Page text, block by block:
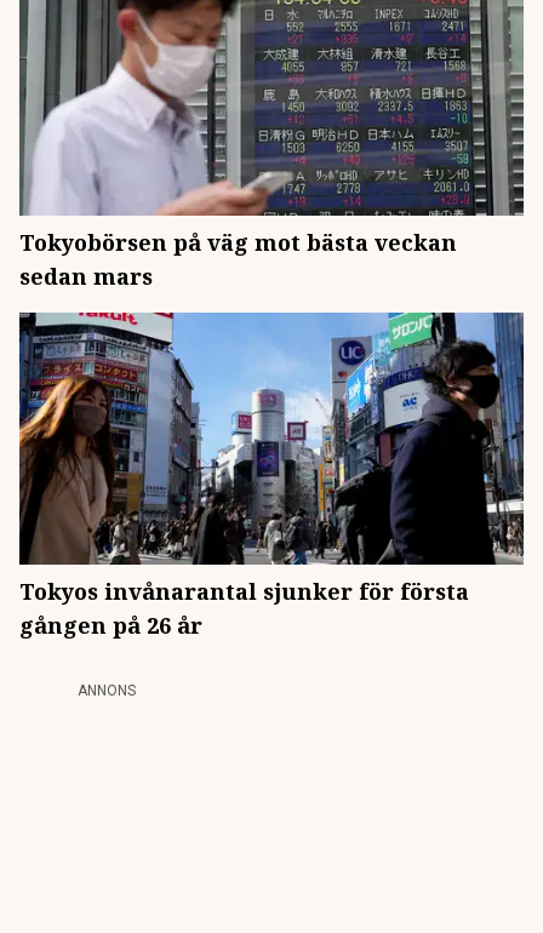
Tokyobörsen på väg mot bästa veckan
sedan mars
Tokyos invånarantal sjunker för första
gången på 26 år
ANNONS